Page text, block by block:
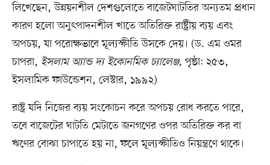
লিখেছেন, উন্নয়নশীল দেশগুলোতে বাজেটঘাটতির অন্যতম প্রধান
কারণ হলো অনুৎপাদনশীল খাতে অতিরিক্ত রাষ্ট্রীয় ব্যয় এবং
অপচয়, যা পরোক্ষভাবে মূল্যস্ফীতি উসকে দেয়। (ড. এম ওমর
চাপরা, ইসলাম অ্যান্ড দ্য ইকোনমিক চ্যালেঞ্জ, পৃষ্ঠা: ২৫৩,
ইসলামিক ফাউন্ডেশন, লেস্টার, ১৯৯২)
রাষ্ট্র যদি নিজের ব্যয় সংকোচন করে অপচয় রোধ করতে পারে,
তবে বাজেটের ঘাটতি মেটাতে জনগণের ওপর অতিরিক্ত কর বা
ঋণের বোঝা চাপাতে হয় না, ফলে মূল্যস্ফীতিও নিয়ন্ত্রণে থাকে।